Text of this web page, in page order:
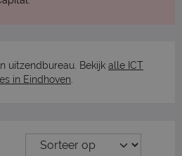
uitzendbureau. Bekijk alle ICT
in Eindhoven